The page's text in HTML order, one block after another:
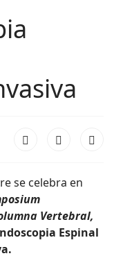
se celebra en
Vertebral,
Espinal